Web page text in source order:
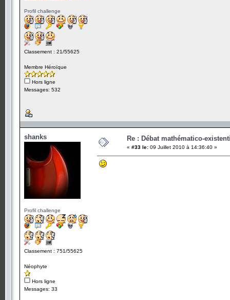
Profil challenge
Classement : 21/55625
Membre Héroïque
Hors ligne
Messages: 532
shanks
Profil challenge
Classement : 751/55625
Néophyte
Hors ligne
Messages: 33
Re : Débat mathématico-
« #33 le: 09 Juillet 2010 à 14:36:40 »